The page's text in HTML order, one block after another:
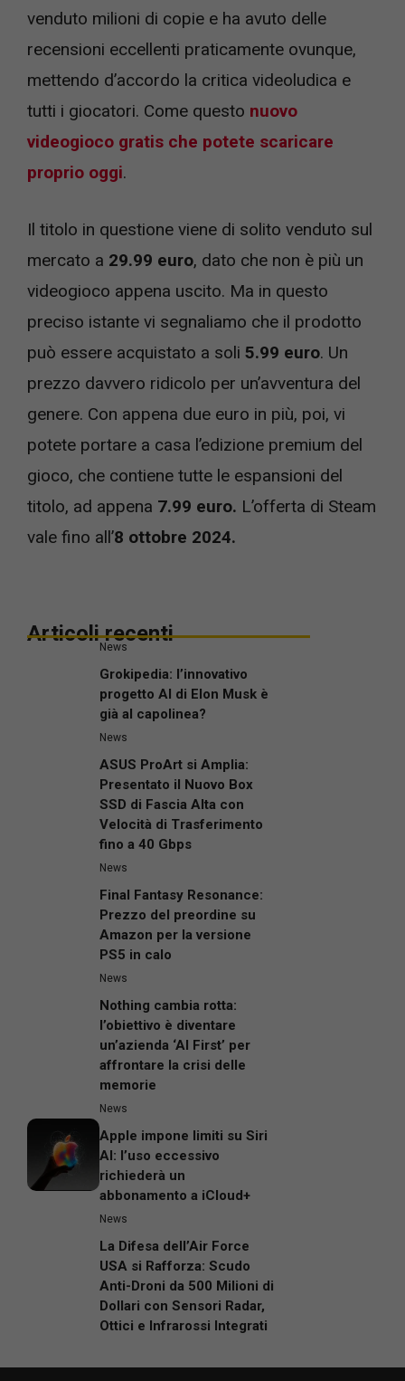
venduto milioni di copie e ha avuto delle
recensioni eccellenti praticamente ovunque,
mettendo d’accordo la critica videoludica e
tutti i giocatori. Come questo nuovo
videogioco gratis che potete scaricare
proprio oggi.
Il titolo in questione viene di solito venduto sul
mercato a 29.99 euro, dato che non è più un
videogioco appena uscito. Ma in questo
preciso istante vi segnaliamo che il prodotto
può essere acquistato a soli 5.99 euro. Un
prezzo davvero ridicolo per un’avventura del
genere. Con appena due euro in più, poi, vi
potete portare a casa l’edizione premium del
gioco, che contiene tutte le espansioni del
titolo, ad appena 7.99 euro. L’offerta di Steam
vale fino all’8 ottobre 2024.
Articoli recenti
News
Grokipedia: l’innovativo
progetto AI di Elon Musk è
già al capolinea?
News
ASUS ProArt si Amplia:
Presentato il Nuovo Box
SSD di Fascia Alta con
Velocità di Trasferimento
fino a 40 Gbps
News
Final Fantasy Resonance:
Prezzo del preordine su
Amazon per la versione
PS5 in calo
News
Nothing cambia rotta:
l’obiettivo è diventare
un’azienda ‘AI First’ per
affrontare la crisi delle
memorie
News
Apple impone limiti su Siri
AI: l’uso eccessivo
richiederà un
abbonamento a iCloud+
News
La Difesa dell’Air Force
USA si Rafforza: Scudo
Anti-Droni da 500 Milioni di
Dollari con Sensori Radar,
Ottici e Infrarossi Integrati